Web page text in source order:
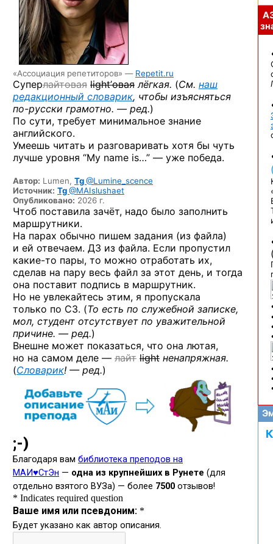
«Ассоциация репетиторов» — Repetit.ru
Суперлайтовая light’овая лёгкая. (См. наш
редакционный словарик, чтобы изъясняться
по-русски грамотно. — ред.)
По сути, требует минимальное знание
английского.
Умеешь читать и разговаривать хотя бы чуть
лучше уровня “My name is…” — уже победа.
Автор: Lumen, Tg@Lumine_scence
Источник: Tg@MAIslushaet
Опубликовано: 2026 г.
Чтоб поставила зачёт, надо было заполнить
маршрутники.
На парах обычно пишем задания (из файла)
и ей отвечаем. ДЗ из файла. Если пропустил
какие-то пары, то можно отработать их,
сделав на пару весь файл за этот день, и тогда
она поставит подпись в маршрутник.
Но не увлекайтесь этим, я пропускала
только по СЗ. (То есть по служебной записке,
мол, студент отсутствует по уважительной
причине. — ред.)
Внешне может показаться, что она лютая,
но на самом деле — лайт light ненапряжная.
(Словарик! — ред.)